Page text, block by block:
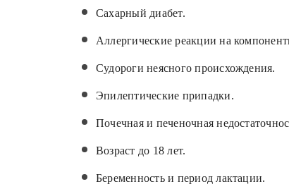
Сахарный диабет.
Аллергические реакции на
Судороги неясного происхождения.
Эпилептические припадки.
Почечная и печеночная
Возраст до 18 лет.
Беременность и период лактации.